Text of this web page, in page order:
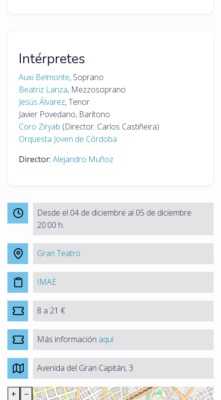
Intérpretes
Auxi Belmonte, Soprano
Beatriz Lanza, Mezzosoprano
Jesús Álvarez, Tenor
Javier Povedano, Barítono
Coro Ziryab (Director: Carlos Castiñeira)
Orquesta Joven de Córdoba
Director: Alejandro Muñoz
Desde el 04 de diciembre al 05 de diciembre
20:00 h.
Gran Teatro
IMAE
8 a 21 €
Más información aquí
Avenida del Gran Capitán, 3
+
−